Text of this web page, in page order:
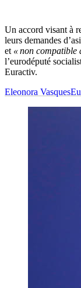
Un accord visant à
leurs demandes
et « non compatible
l’eurodéputé
Euractiv.
Eleonora Vasques